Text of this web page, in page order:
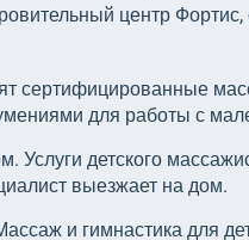
центр
сертифицированные
для работы с
Услуги детского
выезжает на дом.
и гимнастика для